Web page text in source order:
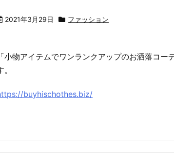
2021年3月29日 ファッション
「小物アイテムでワンランクアップのお洒落コ
。
buyhischothes.biz/